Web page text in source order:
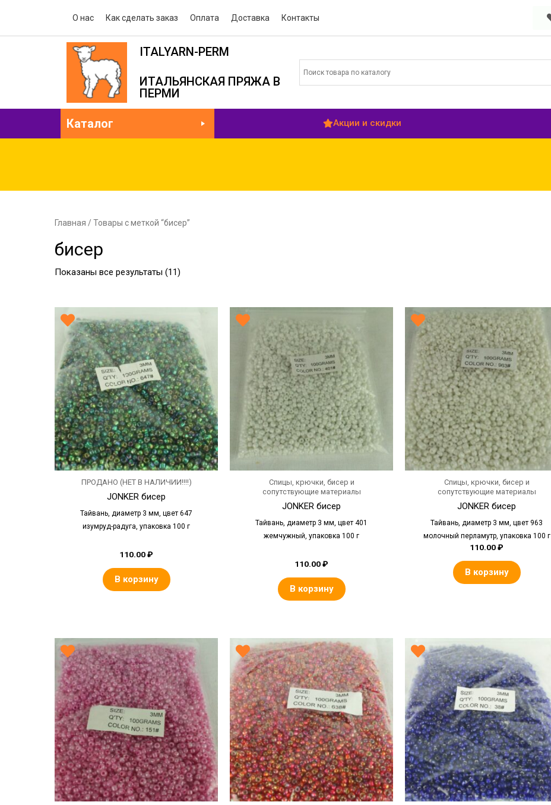
О нас Как сделать заказ Оплата Доставка Контакты
ITALYARN-PERM
ИТАЛЬЯНСКАЯ ПРЯЖА В
ПЕРМИ
Каталог Акции и скидки
Главная / Товары с меткой “бисер”
бисер
Показаны все результаты (11)
ПРОДАНО (НЕТ В НАЛИЧИИ!!!!)
JONKER бисер
Тайвань, диаметр 3 мм, цвет 647
изумруд-радуга, упаковка 100 г
110.00₽
В корзину
Спицы, крючки, бисер и
сопутствующие материалы
JONKER бисер
Тайвань, диаметр 3 мм, цвет 401
жемчужный, упаковка 100 г
110.00₽
В корзину
Спицы, крючки, бисер и
сопутствующие материалы
JONKER бисер
Тайвань, диаметр 3 мм, цвет 963
молочный перламутр, упаковка 100 г
110.00₽
В корзину